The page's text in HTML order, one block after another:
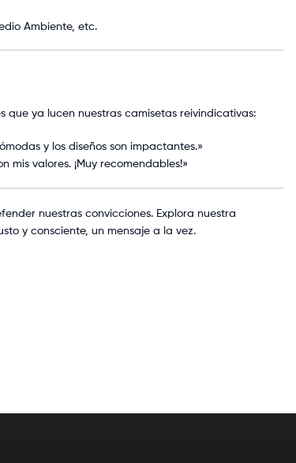
Ambiente, etc.
que ya lucen nuestras camisetas reivindicativas:
y los diseños son impactantes.»
mis valores. ¡Muy recomendables!»
nuestras convicciones. Explora nuestra
y consciente, un mensaje a la vez.